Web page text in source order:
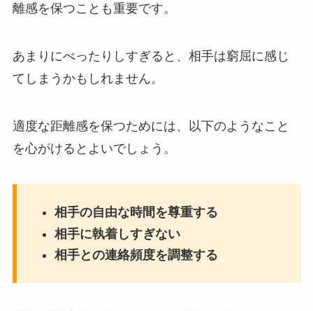
離感を保つことも重要です。
あまりにべったりしすぎると、相手は窮屈に感じ
てしまうかもしれません。
適度な距離感を保つためには、以下のようなこと
を心がけるとよいでしょう。
相手の自由な時間を尊重する
相手に執着しすぎない
相手との連絡頻度を調整する